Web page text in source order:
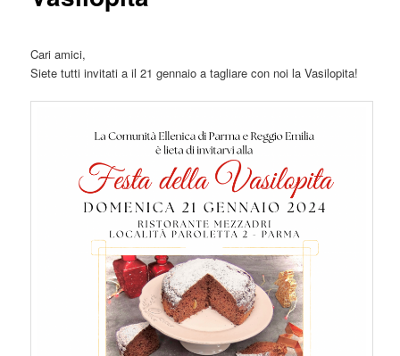
Cari amici,
Siete tutti invitati a il 21 gennaio a tagliare con noi la Vasilopita!